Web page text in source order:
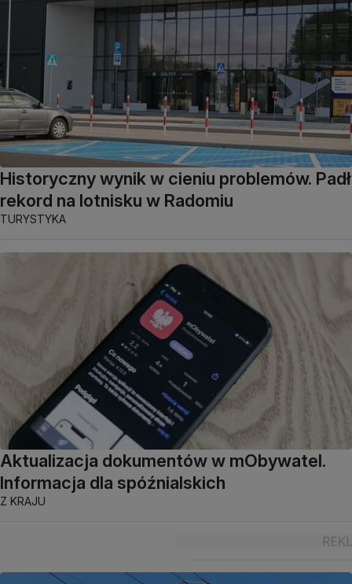
Historyczny wynik w cieniu problemów. Padł
rekord na lotnisku w Radomiu
TURYSTYKA
Aktualizacja dokumentów w mObywatel.
Informacja dla spóźnialskich
Z KRAJU